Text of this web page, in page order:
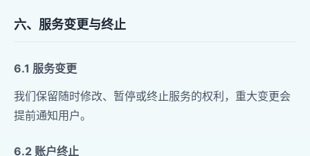
六、服务变更与终止
6.1 服务变更
我们保留随时修改、暂停或终止服务的权利，重大变更会
提前通知用户。
6.2 账户终止